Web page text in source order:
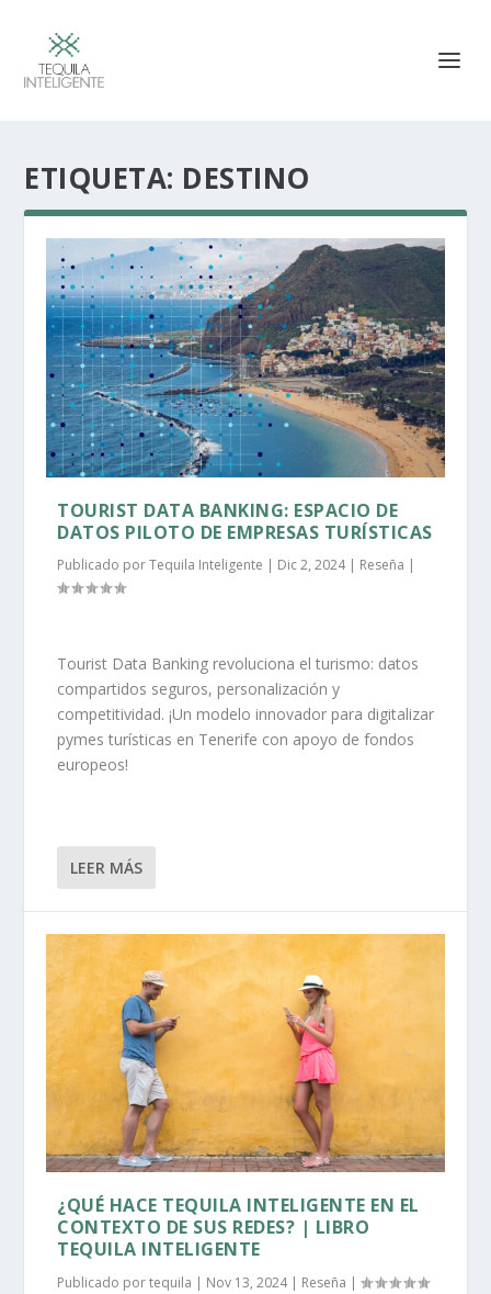
ETIQUETA: DESTINO
TOURIST DATA BANKING: ESPACIO DE
DATOS PILOTO DE EMPRESAS TURÍSTICAS
Publicado porTequila Inteligente | Dic 2, 2024| Reseña |
Tourist Data Banking revoluciona el turismo: datos
compartidos seguros, personalización y
competitividad. ¡Un modelo innovador para digitalizar
pymes turísticas en Tenerife con apoyo de fondos
europeos!
LEER MÁS
¿QUÉ HACE TEQUILA INTELIGENTE EN EL
CONTEXTO DE SUS REDES? | LIBRO
TEQUILA INTELIGENTE
Publicado portequila | Nov 13, 2024| Reseña |